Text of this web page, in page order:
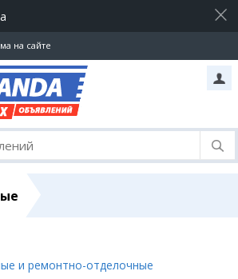
на сайте
и ремонтно-отделочные